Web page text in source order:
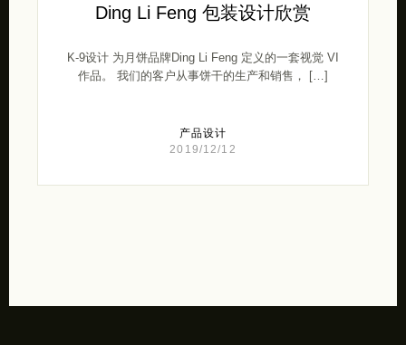
Ding Li Feng 包装设计欣赏
K-9设计 为月饼品牌Ding Li Feng 定义的一套视觉 VI
作品。 我们的客户从事饼干的生产和销售， […]
产品设计
2019/12/12